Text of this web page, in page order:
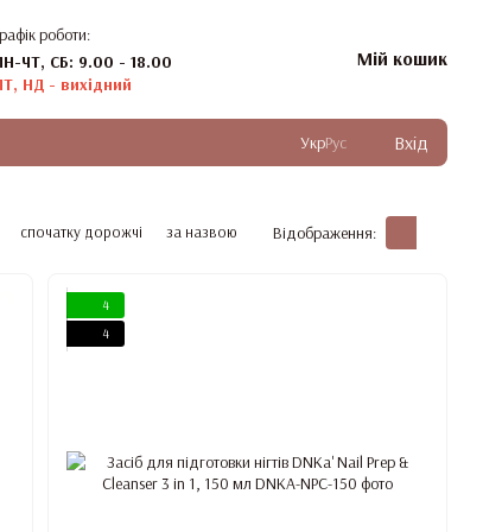
роботи:
ЧТ, СБ: 9.00 - 18.00
НД - вихідний
Мій кошик
УкрРус Вхід
спочатку дорожчі за назвою Відображення:
4
4